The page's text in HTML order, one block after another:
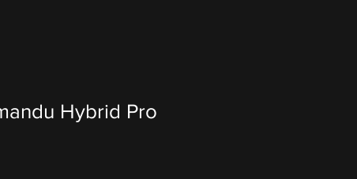
Hybrid Pro